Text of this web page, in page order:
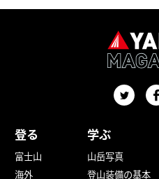
登る
富士山
海外
学ぶ
山岳写真
登山装備の基本